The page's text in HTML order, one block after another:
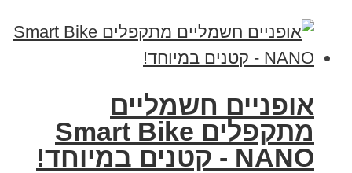
אופניים חשמליים
מתקפלים Smart Bike
NANO - קטנים במיוחד!